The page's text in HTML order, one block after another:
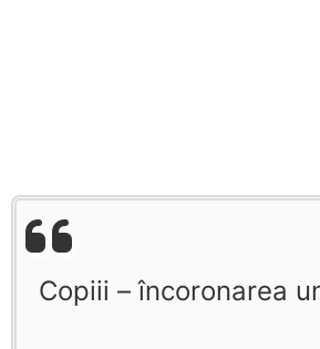
Copiii – încoronarea